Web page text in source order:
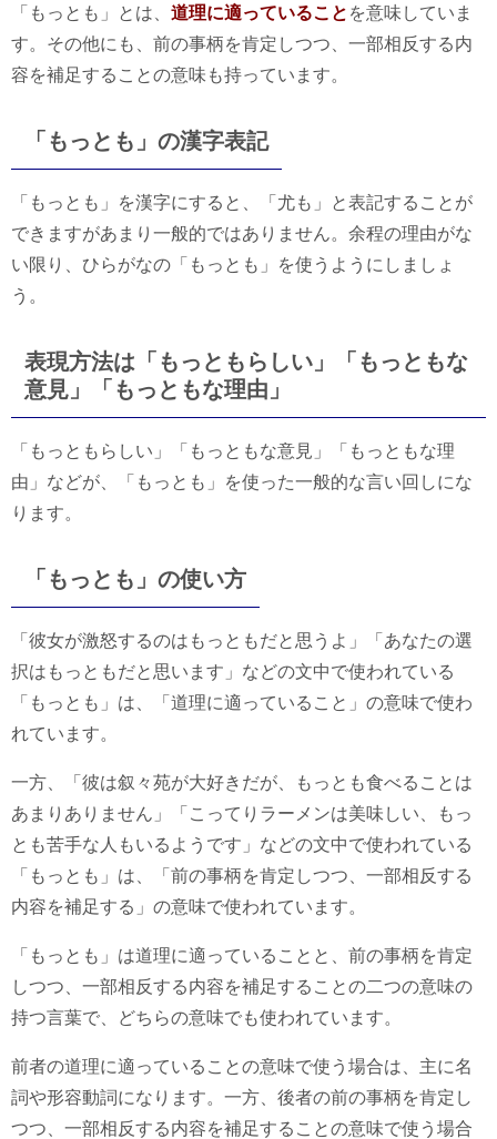
「もっとも」とは、 道理に適っていること を意味していま
す。その他にも、前の事柄を肯定しつつ、一部相反する内
容を補足することの意味も持っています。
「もっとも」の漢字表記
「もっとも」を漢字にすると、「尤も」と表記することが
できますがあまり一般的ではありません。余程の理由がな
い限り、ひらがなの「もっとも」を使うようにしましょ
う。
表現方法は「もっともらしい」「もっともな
意見」「もっともな理由」
「もっともらしい」「もっともな意見」「もっともな理
由」などが、「もっとも」を使った一般的な言い回しにな
ります。
「もっとも」の使い方
「彼女が激怒するのはもっともだと思うよ」「あなたの選
択はもっともだと思います」などの文中で使われている
「もっとも」は、「道理に適っていること」の意味で使わ
れています。
一方、「彼は叙々苑が大好きだが、もっとも食べることは
あまりありません」「こってりラーメンは美味しい、もっ
とも苦手な人もいるようです」などの文中で使われている
「もっとも」は、「前の事柄を肯定しつつ、一部相反する
内容を補足する」の意味で使われています。
「もっとも」は道理に適っていることと、前の事柄を肯定
しつつ、一部相反する内容を補足することの二つの意味の
持つ言葉で、どちらの意味でも使われています。
前者の道理に適っていることの意味で使う場合は、主に名
詞や形容動詞になります。一方、後者の前の事柄を肯定し
つつ、一部相反する内容を補足することの意味で使う場合